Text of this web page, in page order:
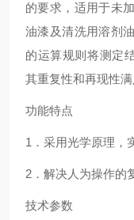
的要求，适用于未
油漆及清洗用溶剂
的运算规则将测定
其重复性和再现性满
功能特点
1．采用光学原理，
2．解决人为操作的
技术参数